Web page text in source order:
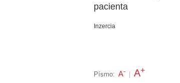
pacienta
Inzercia
Písmo: A- A+